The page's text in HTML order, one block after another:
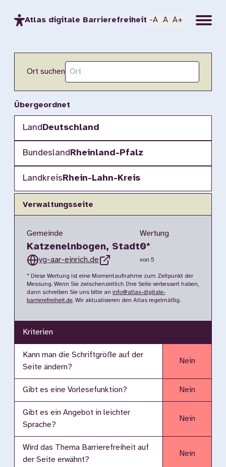
Atlas digitale Barrierefreiheit -A A A+ Menu
Ort suchen
Übergeordnet
LandDeutschland
BundeslandRheinland-Pfalz
LandkreisRhein-Lahn-Kreis
Verwaltungsseite
Gemeinde
Katzenelnbogen, Stadt
vg-aar-einrich.de
Wertung
0*
von 5
* Diese Wertung ist eine Momentaufnahme zum Zeitpunkt der
Messung. Wenn Sie zwischenzeitlich Ihre Seite verbessert haben,
dann schreiben Sie uns bitte an info@atlas-digitale-
barrierefreiheit.de. Wir aktualisieren den Atlas regelmäßig.
Kriterien
Kann man die Schriftgröße auf der
Seite ändern?
Nein
Gibt es eine Vorlesefunktion? Nein
Gibt es ein Angebot in leichter
Sprache?
Nein
Wird das Thema Barrierefreiheit auf
der Seite erwähnt?
Nein